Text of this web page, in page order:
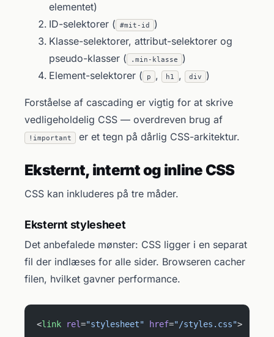
elementet)
ID-selektorer ( #mit-id
)
Klasse-selektorer, attribut-selektorer og
pseudo-klasser (
.min-klasse
)
Element-selektorer (
p , h1 , div )
Forståelse af cascading er vigtig for at skrive
vedligeholdelig CSS — overdreven brug af
!important er et tegn på dårlig CSS-arkitektur.
Eksternt, internt og inline CSS
CSS kan inkluderes på tre måder.
Eksternt stylesheet
Det anbefalede mønster: CSS ligger i en separat
fil der indlæses for alle sider. Browseren cacher
filen, hvilket gavner performance.
<link rel="stylesheet" href="/styles.css">